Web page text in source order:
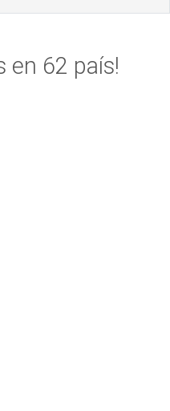
en 62 país!